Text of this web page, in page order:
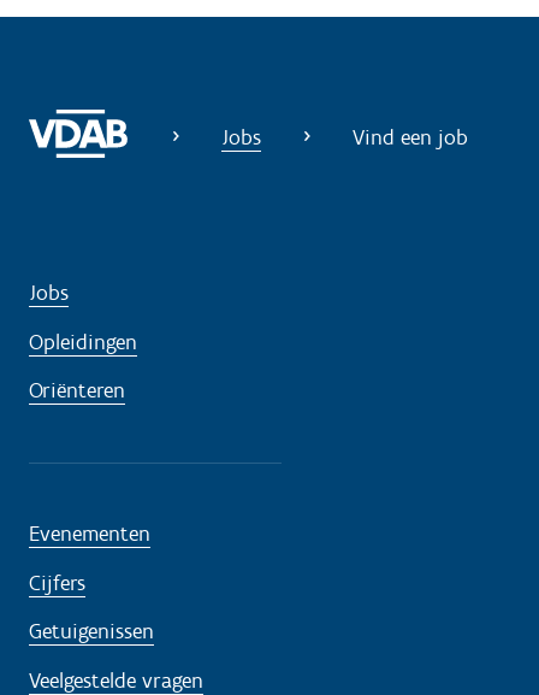
Jobs Vind een job
Jobs
Opleidingen
Oriënteren
Evenementen
Cijfers
Getuigenissen
Veelgestelde vragen